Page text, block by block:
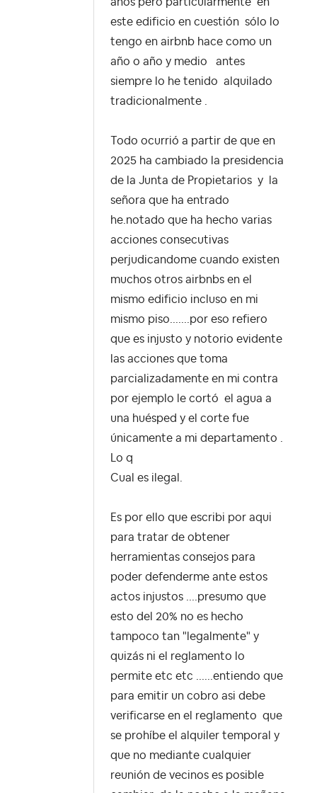
este edificio en cuestión sólo lo
tengo en airbnb hace como un
año o año y medio antes
siempre lo he tenido alquilado
tradicionalmente .
Todo ocurrió a partir de que en
2025 ha cambiado la presidencia
de la Junta de Propietarios y la
señora que ha entrado
he.notado que ha hecho varias
acciones consecutivas
perjudicandome cuando existen
muchos otros airbnbs en el
mismo edificio incluso en mi
mismo piso.......por eso refiero
que es injusto y notorio evidente
las acciones que toma
parcializadamente en mi contra
por ejemplo le cortó el agua a
una huésped y el corte fue
únicamente a mi departamento .
Lo q
Cual es ilegal.
Es por ello que escribi por aqui
para tratar de obtener
herramientas consejos para
poder defenderme ante estos
actos injustos ....presumo que
esto del 20% no es hecho
tampoco tan "legalmente" y
quizás ni el reglamento lo
permite etc etc ......entiendo que
para emitir un cobro asi debe
verificarse en el reglamento que
se prohíbe el alquiler temporal y
que no mediante cualquier
reunión de vecinos es posible